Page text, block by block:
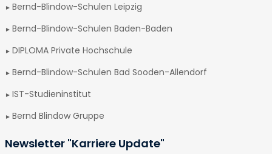
Bernd-Blindow-Schulen Leipzig
Bernd-Blindow-Schulen Baden-Baden
DIPLOMA Private Hochschule
Bernd-Blindow-Schulen Bad Sooden-Allendorf
IST-Studieninstitut
Bernd Blindow Gruppe
Newsletter "Karriere Update"